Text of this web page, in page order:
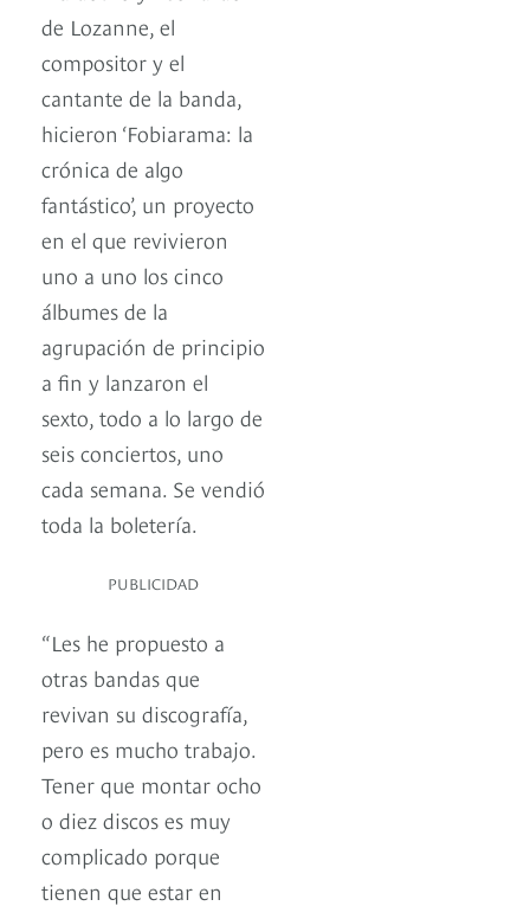
de Lozanne, el
compositor y el
cantante de la banda,
hicieron ‘Fobiarama: la
crónica de algo
fantástico’, un proyecto
en el que revivieron
uno a uno los cinco
álbumes de la
agrupación de principio
a fin y lanzaron el
sexto, todo a lo largo de
seis conciertos, uno
cada semana. Se vendió
toda la boletería.
PUBLICIDAD
“Les he propuesto a
otras bandas que
revivan su discografía,
pero es mucho trabajo.
Tener que montar ocho
o diez discos es muy
complicado porque
tienen que estar en